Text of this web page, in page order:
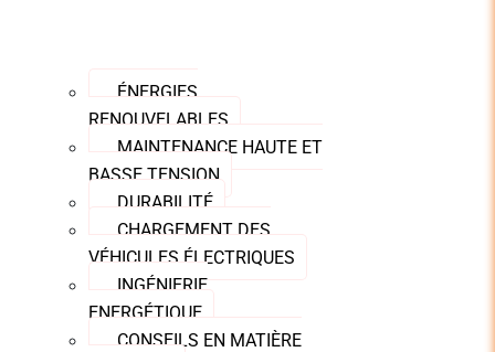
ÉNERGIES
RENOUVELABLES
MAINTENANCE HAUTE ET
BASSE TENSION
DURABILITÉ
CHARGEMENT DES
VÉHICULES ÉLECTRIQUES
INGÉNIERIE
ENERGÉTIQUE
CONSEILS EN MATIÈRE